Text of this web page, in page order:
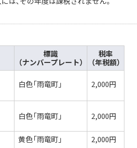
標識
（ナンバープレート）
税率
（年税額）
白色「雨竜町」 2,000円
白色「雨竜町」 2,000円
黄色「雨竜町」
2,000円